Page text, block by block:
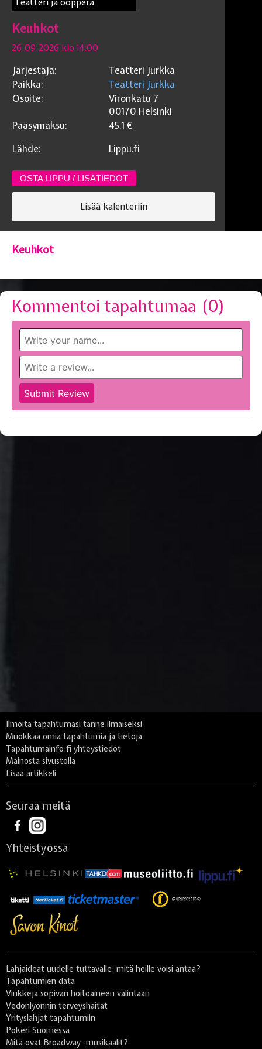
Teatteri ja ooppera
Keuhkot
26.09.2026 klo 14:00
Järjestäjä:
Teatteri Jurkka
Paikka:
Teatteri Jurkka
Osoite:
Vironkatu 7
00170 Helsinki
Pääsymaksu:
45.1 €
Lähde:
Lippu.fi
OSTA LIPPU / LISÄTIEDOT
Lisää kalenteriin
Keuhkot
Kommentoi tapahtumaa (0)
Ilmoita tapahtumasi tänne ilmaiseksi
Muokkaa omia tapahtumia ja tietoja
Tapahtumainfo.fi yhteystiedot
Mainosta sivustolla
Lisää artikkeli
Seuraa meitä
Yhteistyössä
Lahjaideat uudelle tuttavalle: mitä heille voisi antaa?
Tapahtumien data
Vinkkejä sopivan hoitoaineen valintaan
Vedonlyönnin terveyshaitat
Yrityslahjat tapahtumiin
Pokeri Suomessa
Mitä ovat Broadway -musikaalit?